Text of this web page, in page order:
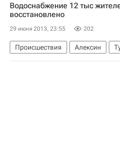
Чемпионат Европы по
Чехия (ж)
Белоруссия (ж)
Водоснабжение 12 тыс
восстановлено
29 июня 2013, 23:55 202
Происшествия Алексин
Европа
Центральный ФО